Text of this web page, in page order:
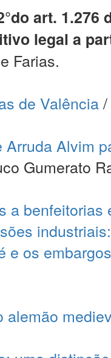
art.
legal a
Farias.
de Valência
Alvim
Gumerato
a
e os
alemão